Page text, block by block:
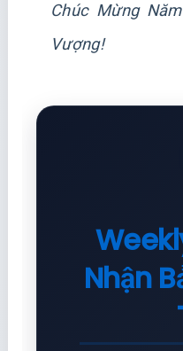
Chúc Mừng
Vượng!
Nhận